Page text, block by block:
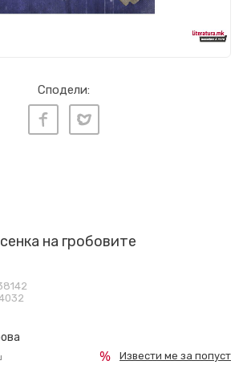
Сподели:
на гробовите
Извести ме за попуст